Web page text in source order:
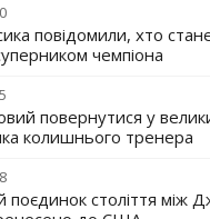
повідомили, хто
чемпіона
повернутися у
колишнього тренера
поєдинок століття між